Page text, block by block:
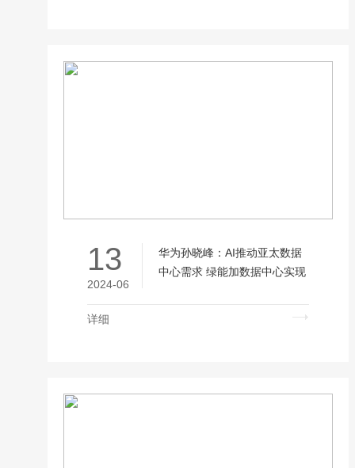
13
2024-06
华为孙晓峰：AI推动亚太数据
中心需求 绿能加数据中心实现
详细